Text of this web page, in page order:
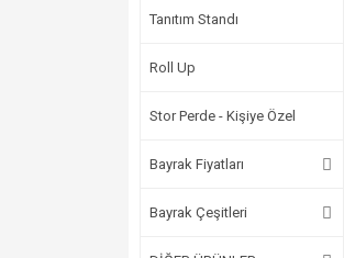
Tanıtım Standı
Roll Up
Stor Perde - Kişiye Özel
Bayrak Fiyatları
Bayrak Çeşitleri